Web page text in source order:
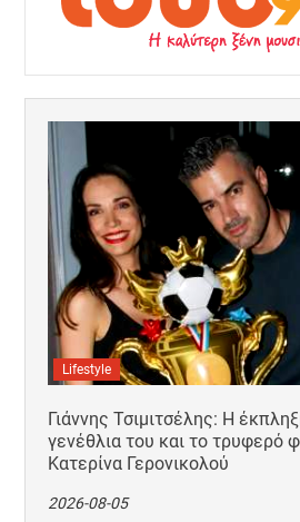
Lifestyle
Γιάννης Τσιμιτσέλης: Η
γενέθλια του και το τρυφερό
Κατερίνα Γερονικολού
2026-08-05